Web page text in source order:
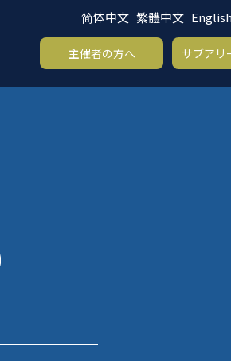
简体中文 繁體中文 English
主催者の方へ
サブアリ